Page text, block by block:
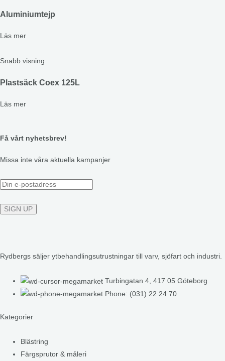
Aluminiumtejp
Läs mer
Snabb visning
Plastsäck Coex 125L
Läs mer
Få vårt nyhetsbrev!
Missa inte våra aktuella kampanjer
Rydbergs säljer ytbehandlingsutrustningar till varv, sjöfart och industri.
Turbingatan 4, 417 05 Göteborg
Phone: (031) 22 24 70
Kategorier
Blästring
Färgsprutor & måleri